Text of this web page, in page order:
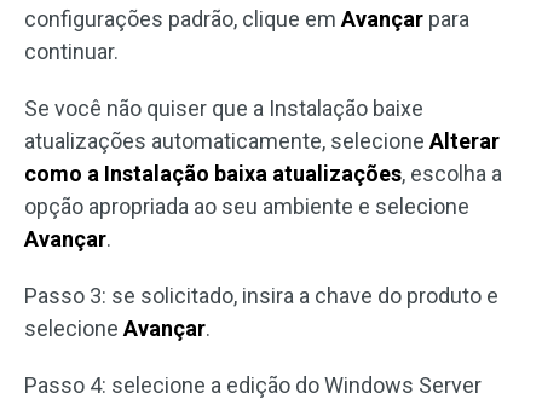
configurações padrão, clique em Avançar para
continuar.
Se você não quiser que a Instalação baixe
atualizações automaticamente, selecione Alterar
como a Instalação baixa atualizações, escolha a
opção apropriada ao seu ambiente e selecione
Avançar.
Passo 3: se solicitado, insira a chave do produto e
selecione Avançar.
Passo 4: selecione a edição do Windows Server